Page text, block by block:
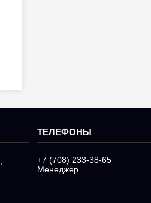
+7 (708) 233-38-65
Менеджер